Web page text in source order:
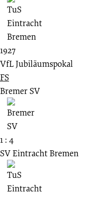
1927
VfL Jubiläumspokal
FS
Bremer SV
1 : 4
SV Eintracht Bremen